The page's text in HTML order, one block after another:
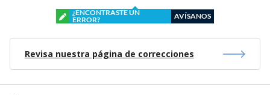
¿ENCONTRASTE UN
ERROR?
AVÍSANOS
Revisa nuestra página de correcciones